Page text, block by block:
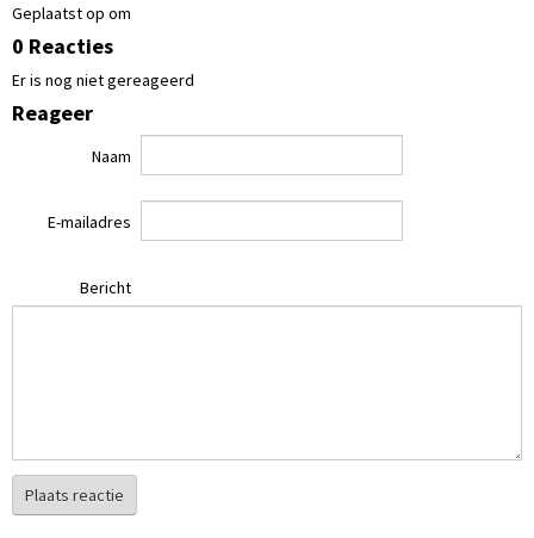
Geplaatst op om
0 Reacties
Er is nog niet gereageerd
Reageer
Naam
E-mailadres
Bericht
Plaats reactie